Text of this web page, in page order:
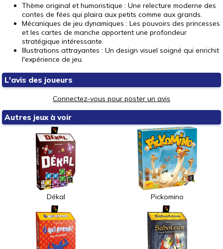
Thème original et humoristique : Une relecture moderne des
contes de fées qui plaira aux petits comme aux grands.
Mécaniques de jeu dynamiques : Les pouvoirs des princesses
et les cartes de manche apportent une profondeur
stratégique intéressante.
Illustrations attrayantes : Un design visuel soigné qui enrichit
l'expérience de jeu.
L'avis des joueurs
Connectez-vous pour poster un avis
Autres jeux à voir
Dékal Pickomino